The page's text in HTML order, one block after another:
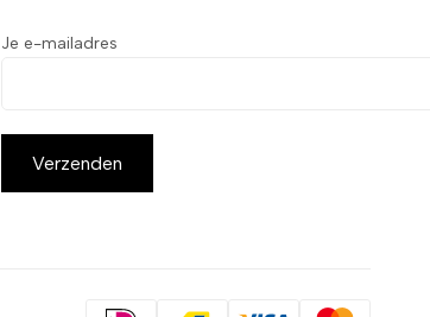
Je e-mailadres